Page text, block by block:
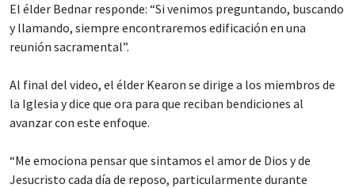
El élder Bednar responde: “Si venimos preguntando, buscando
y llamando, siempre encontraremos edificación en una
reunión sacramental”.
Al final del video, el élder Kearon se dirige a los miembros de
la Iglesia y dice que ora para que reciban bendiciones al
avanzar con este enfoque.
“Me emociona pensar que sintamos el amor de Dios y de
Jesucristo cada día de reposo, particularmente durante